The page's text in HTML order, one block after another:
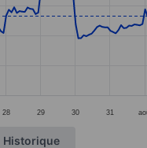
28 29 30 31
Historique